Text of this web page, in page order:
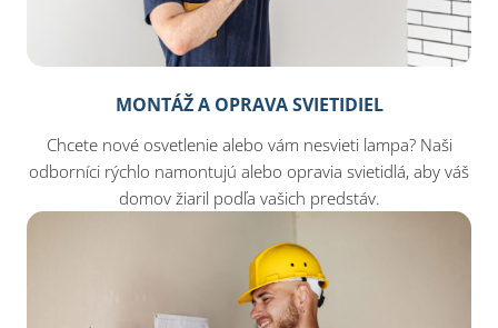
MONTÁŽ A OPRAVA SVIETIDIEL
Chcete nové osvetlenie alebo vám nesvieti lampa? Naši
odborníci rýchlo namontujú alebo opravia svietidlá, aby váš
domov žiaril podľa vašich predstáv.